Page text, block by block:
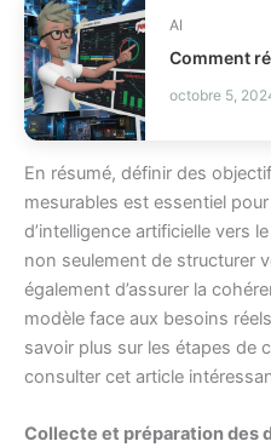
AI
octobre 5,
En résumé, définir des
mesurables est essentiel
d’intelligence artificielle vers
non seulement de structurer
également d’assurer la
modèle face aux besoins
savoir plus sur les étapes de
consulter cet article
Collecte et préparation des